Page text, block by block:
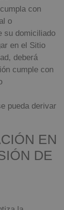
con
o
su domiciliado
en el Sitio
deberá
cumple con
pueda derivar
EN
DE